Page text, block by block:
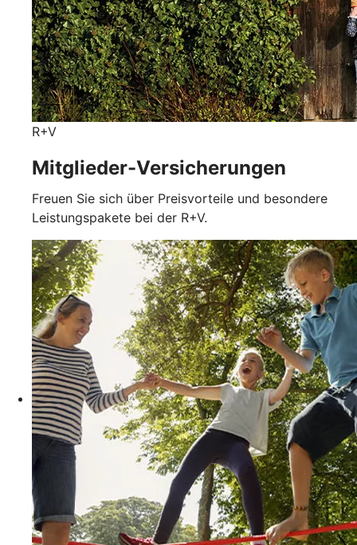
R+V
Mitglieder-Versicherungen
Freuen Sie sich über Preisvorteile und besondere
Leistungspakete bei der R+V.